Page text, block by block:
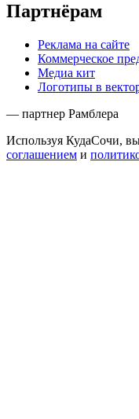
Партнёрам
Реклама на сайте
Коммерческое
Медиа кит
Логотипы в
— партнер Рамблера
Используя КудаСочи,
соглашением и